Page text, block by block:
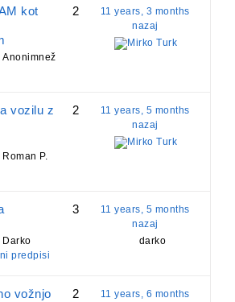
kot
Anonimnež
2
11 years, 3 months
nazaj
Mirko Turk
vozilu z
Roman P.
2
11 years, 5 months
nazaj
Mirko Turk
Darko
predpisi
3
11 years, 5 months
nazaj
darko
vožnjo 2
11 years, 6 months